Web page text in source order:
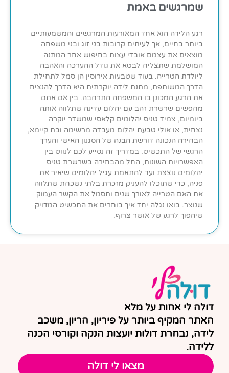
שמרגשים באמת
רגע הלידה הוא אחד המאורעות המרגשים והמשמעותיים
ביותר בחיים, אך לעיתים קרובות בני זוג ובני משפחה
מוצאים את עצמם אובדי עצות בחיפוש אחר המתנה
המושלמת שתצליח לבטא את גודל ההערכה והאהבה
ליולדת הטרייה. בעוד שטבעות אירוסין הן סמל לתחילת
הדרך המשותפת, מתנת לידה יוקרתית היא הדרך להנציח
את הרגע המכונן בו המשפחה התרחבה. בין אם אתם
מחפשים שרשרת זהב עם יהלום עדינה שתלווה אותה
ביומיום, צמיד טניס יהלומים קלאסי שמשדר יוקרה
נצחית, או אולי טבעת יהלום מעבדה מרשימה ובת קיימא,
הבחירה הנכונה דורשת הבנה של הסגנון האישי והערך
הרגשי של התכשיט. במדריך זה נסייע לכם לנווט בין
האפשרויות השונות, החל מהבחירה בשרשרת טניס
יהלומים נוצצת ועד להתאמת עגיל יהלומים שיאיר את
פניה, כדי שתוכלו להעניק מזכרת בלתי נשכחת שתלווה
את האם הטרייה לאורך שנים ותסמל את הקשר העמוק
שנוצר. בואו נגלה יחד איך בוחרים את התכשיט המדויק
שיהפוך לרגע של אושר צרוף.
דולה לי אחות על מלא
האתר המקיף ביותר על פיריון, הריון, משכב
לידה, נבחרת דולות יועצות הנקה וקורסי הכנה
ללידה.
מצאו לי דולה